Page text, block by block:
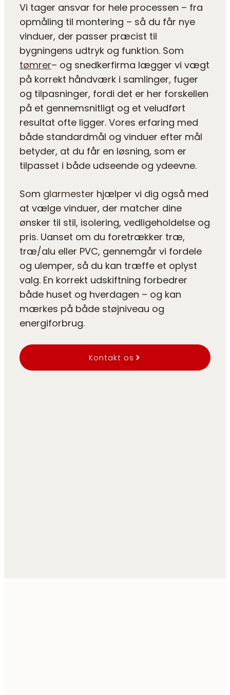
Vi tager ansvar for hele processen – fra
opmåling til montering – så du får nye
vinduer, der passer præcist til
bygningens udtryk og funktion. Som
tømrer– og snedkerfirma lægger vi vægt
på korrekt håndværk i samlinger, fuger
og tilpasninger, fordi det er her forskellen
på et gennemsnitligt og et veludført
resultat ofte ligger. Vores erfaring med
både standardmål og vinduer efter mål
betyder, at du får en løsning, som er
tilpasset i både udseende og ydeevne.
Som glarmester hjælper vi dig også med
at vælge vinduer, der matcher dine
ønsker til stil, isolering, vedligeholdelse og
pris. Uanset om du foretrækker træ,
træ/alu eller PVC, gennemgår vi fordele
og ulemper, så du kan træffe et oplyst
valg. En korrekt udskiftning forbedrer
både huset og hverdagen – og kan
mærkes på både støjniveau og
energiforbrug.
Kontakt os